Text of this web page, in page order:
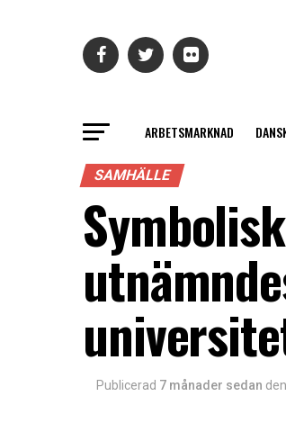
ARBETSMARKNAD
SAMHÄLLE
Publicerad 7 månader sedan den